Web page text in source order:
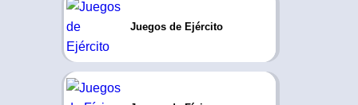
Juegos de Ejército